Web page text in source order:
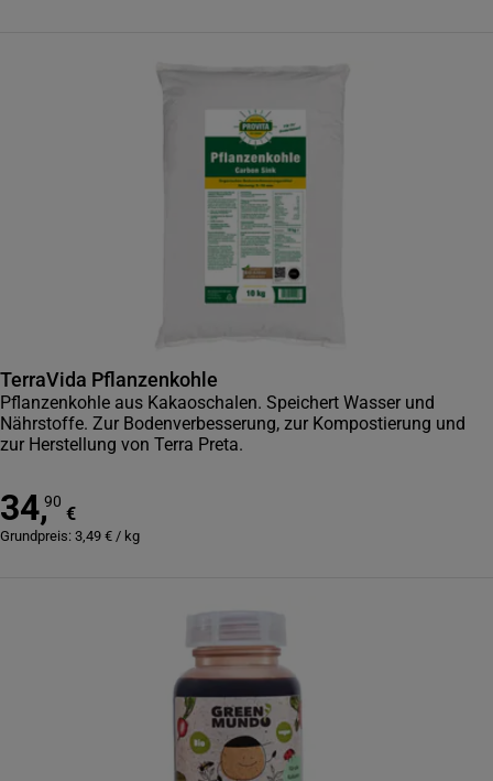
TerraVida Pflanzenkohle
Pflanzenkohle aus Kakaoschalen. Speichert Wasser und
Nährstoffe. Zur Bodenverbesserung, zur Kompostierung und
zur Herstellung von Terra Preta.
34,90
€
Grundpreis: 3,49 € / kg